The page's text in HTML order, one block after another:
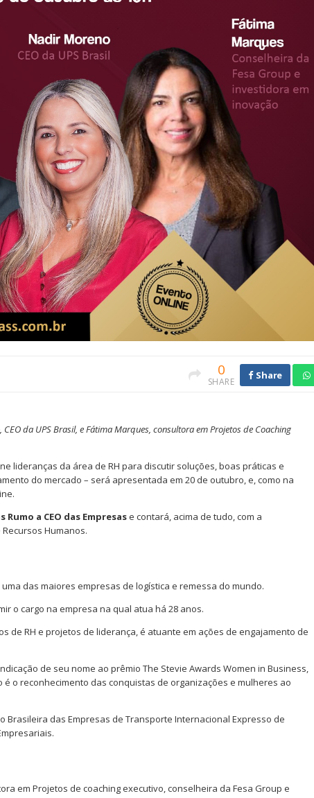
0
SHARE
Share
da UPS Brasil, e Fátima Marques, consultora em Projetos de Coaching
lideranças da área de RH para discutir soluções, boas práticas e
do mercado – será apresentada em 20 de outubro, e, como na
a CEO das Empresase contará, acima de tudo, com a
Humanos.
uma das maiores empresas de logística e remessa do mundo.
o cargo na empresa na qual atua há 28 anos.
de RH e projetos de liderança, é atuante em ações de engajamento de
de seu nome ao prêmio The Stevie Awards Women in Business,
é o reconhecimento das conquistas de organizações e mulheres ao
Brasileira das Empresas de Transporte Internacional Expresso de
em Projetos de coaching executivo, conselheira da Fesa Group e